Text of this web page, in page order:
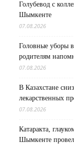
Голубевод с
Шымкенте
07.08.2026
Головные уборы
родителям
07.08.2026
В Казахстане
лекарственных
07.08.2026
Катаракта,
Шымкенте